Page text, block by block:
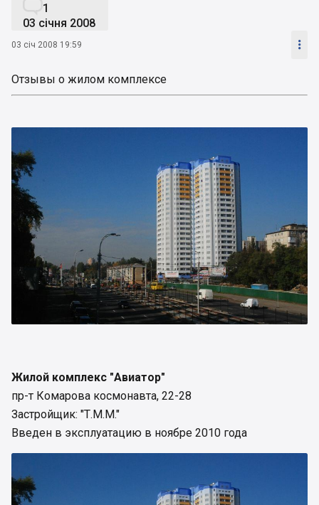
1
03 січня 2008
03 січ 2008 19:59 
Отзывы о жилом комплексе
Жилой комплекс "Авиатор"
пр-т Комарова космонавта, 22-28
Застройщик: "Т.М.М."
Введен в эксплуатацию в ноябре 2010 года